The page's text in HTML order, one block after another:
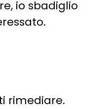
io sbadiglio
rimediare.